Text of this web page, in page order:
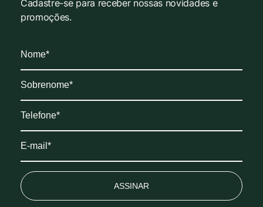
Cadastre-se para receber nossas novidades e
promoções.
ASSINAR